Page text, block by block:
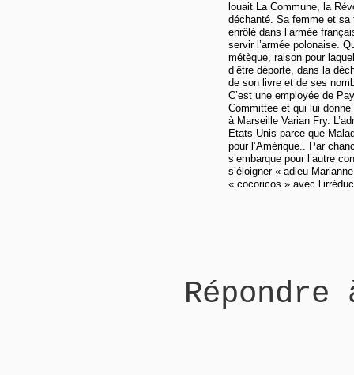
louait La Commune, la
déchanté. Sa femme et
enrôlé dans l’armée
servir l’armée polonaise.
métèque, raison pour
d’être déporté, dans la
de son livre et de ses
C’est une employée de
Committee et qui lui donne
à Marseille Varian Fry.
Etats-Unis parce que
pour l’Amérique.. Par
s’embarque pour l’autre
s’éloigner « adieu
« cocoricos » avec